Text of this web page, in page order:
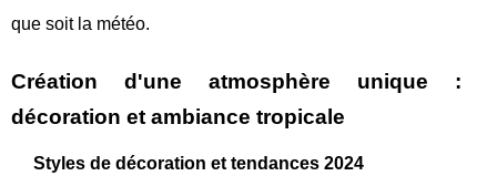
que soit la météo.
Création d'une atmosphère unique :
décoration et ambiance tropicale
Styles de décoration et tendances 2024